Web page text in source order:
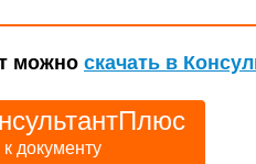
можно скачать в
документу